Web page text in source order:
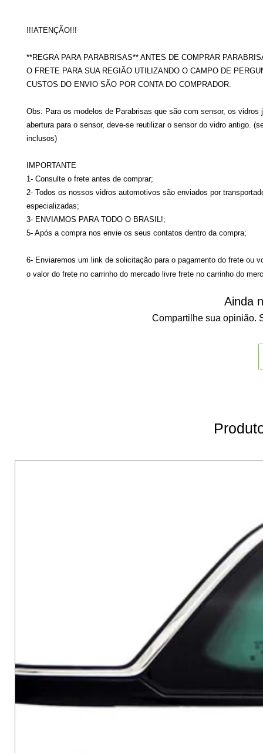
!!!ATENÇÃO!!!
**REGRA PARA PARABRISAS** ANTES DE COMPRAR
O FRETE PARA SUA REGIÃO UTILIZANDO O CAMPO DE
CUSTOS DO ENVIO SÃO POR CONTA DO COMPRADOR.
Obs: Para os modelos de Parabrisas que são com sensor, os vidros
abertura para o sensor, deve-se reutilizar o sensor do vidro antigo.
inclusos)
IMPORTANTE
1- Consulte o frete antes de comprar;
2- Todos os nossos vidros automotivos são enviados por
especializadas;
3- ENVIAMOS PARA TODO O BRASIL!;
5- Após a compra nos envie os seus contatos dentro da compra;
6- Enviaremos um link de solicitação para o pagamento do frete ou
o valor do frete no carrinho do mercado livre frete no carrinho do
Ainda
Compartilhe sua opinião.